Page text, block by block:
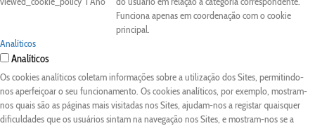
Funciona apenas em coordenação com o cookie
principal.
Analíticos
Analíticos
Os cookies analíticos coletam informações sobre a utilização dos Sites, permitindo-
nos aperfeiçoar o seu funcionamento. Os cookies analíticos, por exemplo, mostram-
nos quais são as páginas mais visitadas nos Sites, ajudam-nos a registar quaisquer
dificuldades que os usuários sintam na navegação nos Sites, e mostram-nos se a